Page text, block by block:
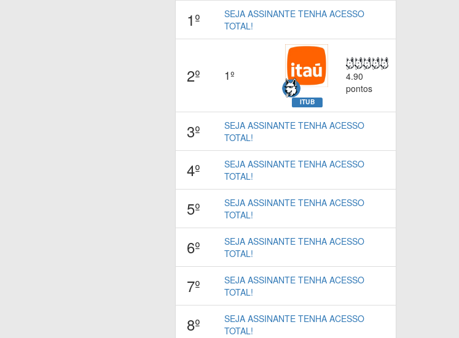
1º
SEJA ASSINANTE TENHA ACESSO
TOTAL!
2º 1º
ITUB
4.90
pontos
3º
SEJA ASSINANTE TENHA ACESSO
TOTAL!
4º
SEJA ASSINANTE TENHA ACESSO
TOTAL!
5º
SEJA ASSINANTE TENHA ACESSO
TOTAL!
6º
SEJA ASSINANTE TENHA ACESSO
TOTAL!
7º
SEJA ASSINANTE TENHA ACESSO
TOTAL!
8º
SEJA ASSINANTE TENHA ACESSO
TOTAL!